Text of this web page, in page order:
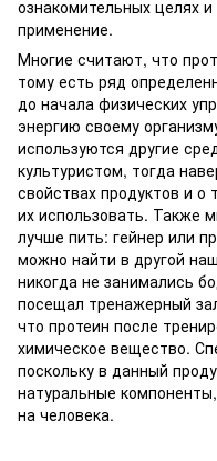
ознакомительных целях
применение.
Многие считают, что
тому есть ряд
до начала физических
энергию своему
используются другие
культуристом, тогда
свойствах продуктов и о
их использовать. Также
лучше пить: гейнер или
можно найти в другой
никогда не занимались
посещал тренажерный
что протеин после
химическое вещество.
поскольку в данный
натуральные
на человека.